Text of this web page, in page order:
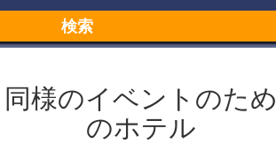
検索
同様のイベントのた
のホテル